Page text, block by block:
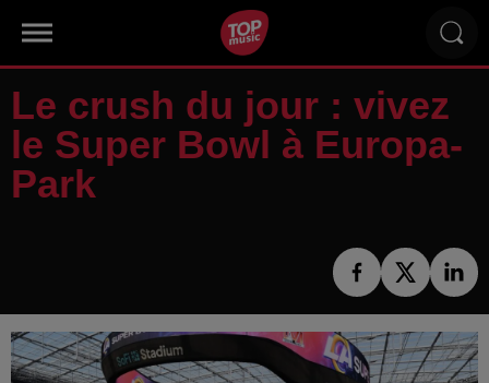
Le crush du jour : vivez
le Super Bowl à Europa-
Park